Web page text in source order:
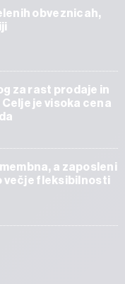
obveznicah,
za rast prodaje in
je visoka cena
a zaposleni
večje fleksibilnosti